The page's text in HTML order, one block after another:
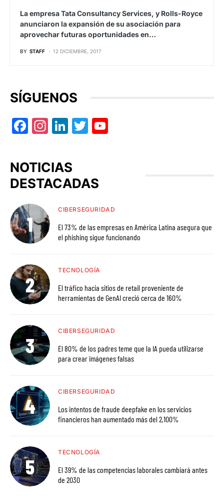
La empresa Tata Consultancy Services, y Rolls-Royce
anunciaron la expansión de su asociación para
aprovechar futuras oportunidades en…
BY STAFF 12 DICIEMBRE, 2017
SÍGUENOS
Facebook
Instagram
LinkedIn
Twitter
NOTICIAS
DESTACADAS
CIBERSEGURIDAD
El 73% de las empresas en América Latina asegura que
el phishing sigue funcionando
TECNOLOGÍA
El tráfico hacia sitios de retail proveniente de
herramientas de GenAI creció cerca de 160%
CIBERSEGURIDAD
El 80% de los padres teme que la IA pueda utilizarse
para crear imágenes falsas
CIBERSEGURIDAD
Los intentos de fraude deepfake en los servicios
financieros han aumentado más del 2,100%
TECNOLOGÍA
El 39% de las competencias laborales cambiará antes
de 2030